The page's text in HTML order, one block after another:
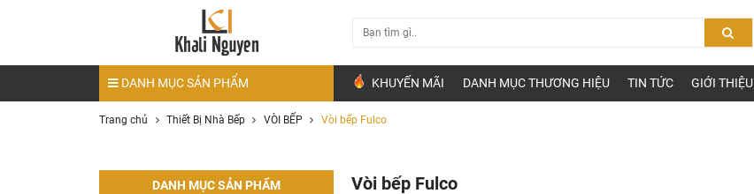
DANH MỤC SẢN PHẨM KHUYẾN MÃI DANH MỤC THƯƠNG HIỆU TIN TỨC GIỚI THIỆU
Trang chủ Thiết Bị Nhà Bếp VÒI BẾP Vòi bếp Fulco
DANH MỤC SẢN PHẨM Vòi bếp Fulco